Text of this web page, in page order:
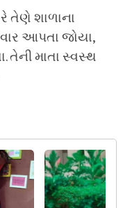
તેણે શાળાના
આપતા જોયા,
તેની માતા સ્વસ્થ